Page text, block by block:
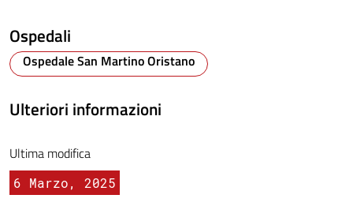
Ospedali
Ospedale San Martino Oristano
Ulteriori informazioni
Ultima modifica
6 Marzo, 2025